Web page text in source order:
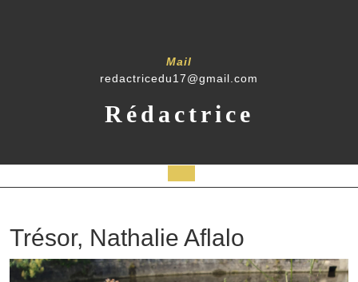
Mail
redactricedu17@gmail.com
Rédactrice
Button
Trésor, Nathalie Aflalo